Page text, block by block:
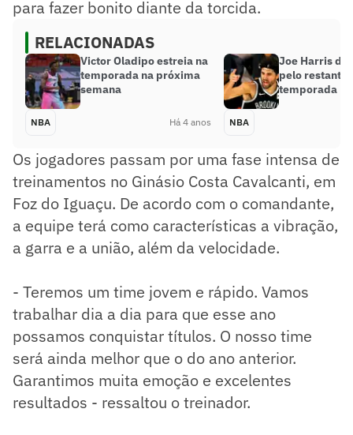
para fazer bonito diante da torcida.
RELACIONADAS
Victor Oladipo estreia na
temporada na próxima
semana
NBA Há 4 anos
Joe Harris
pelo restante
temporada
NBA
Os jogadores passam por uma fase intensa de
treinamentos no Ginásio Costa Cavalcanti, em
Foz do Iguaçu. De acordo com o comandante,
a equipe terá como características a vibração,
a garra e a união, além da velocidade.
- Teremos um time jovem e rápido. Vamos
trabalhar dia a dia para que esse ano
possamos conquistar títulos. O nosso time
será ainda melhor que o do ano anterior.
Garantimos muita emoção e excelentes
resultados - ressaltou o treinador.